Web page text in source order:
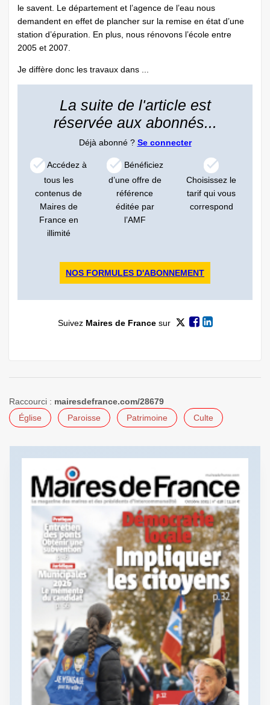
le savent. Le département et l’agence de l’eau nous
demandent en effet de plancher sur la remise en état d’une
station d’épuration. En plus, nous rénovons l’école entre
2005 et 2007.
Je diffère donc les travaux dans ...
La suite de l'article est
réservée aux abonnés...
Déjà abonné ? Se connecter
Accédez à
tous les
contenus de
Maires de
France en
illimité
Bénéficiez
d’une offre de
référence
éditée par
l’AMF
Choisissez le
tarif qui vous
correspond
NOS FORMULES D'ABONNEMENT
Suivez Maires de Francesur
Raccourci : mairesdefrance.com/28679
Église
Paroisse Patrimoine Culte